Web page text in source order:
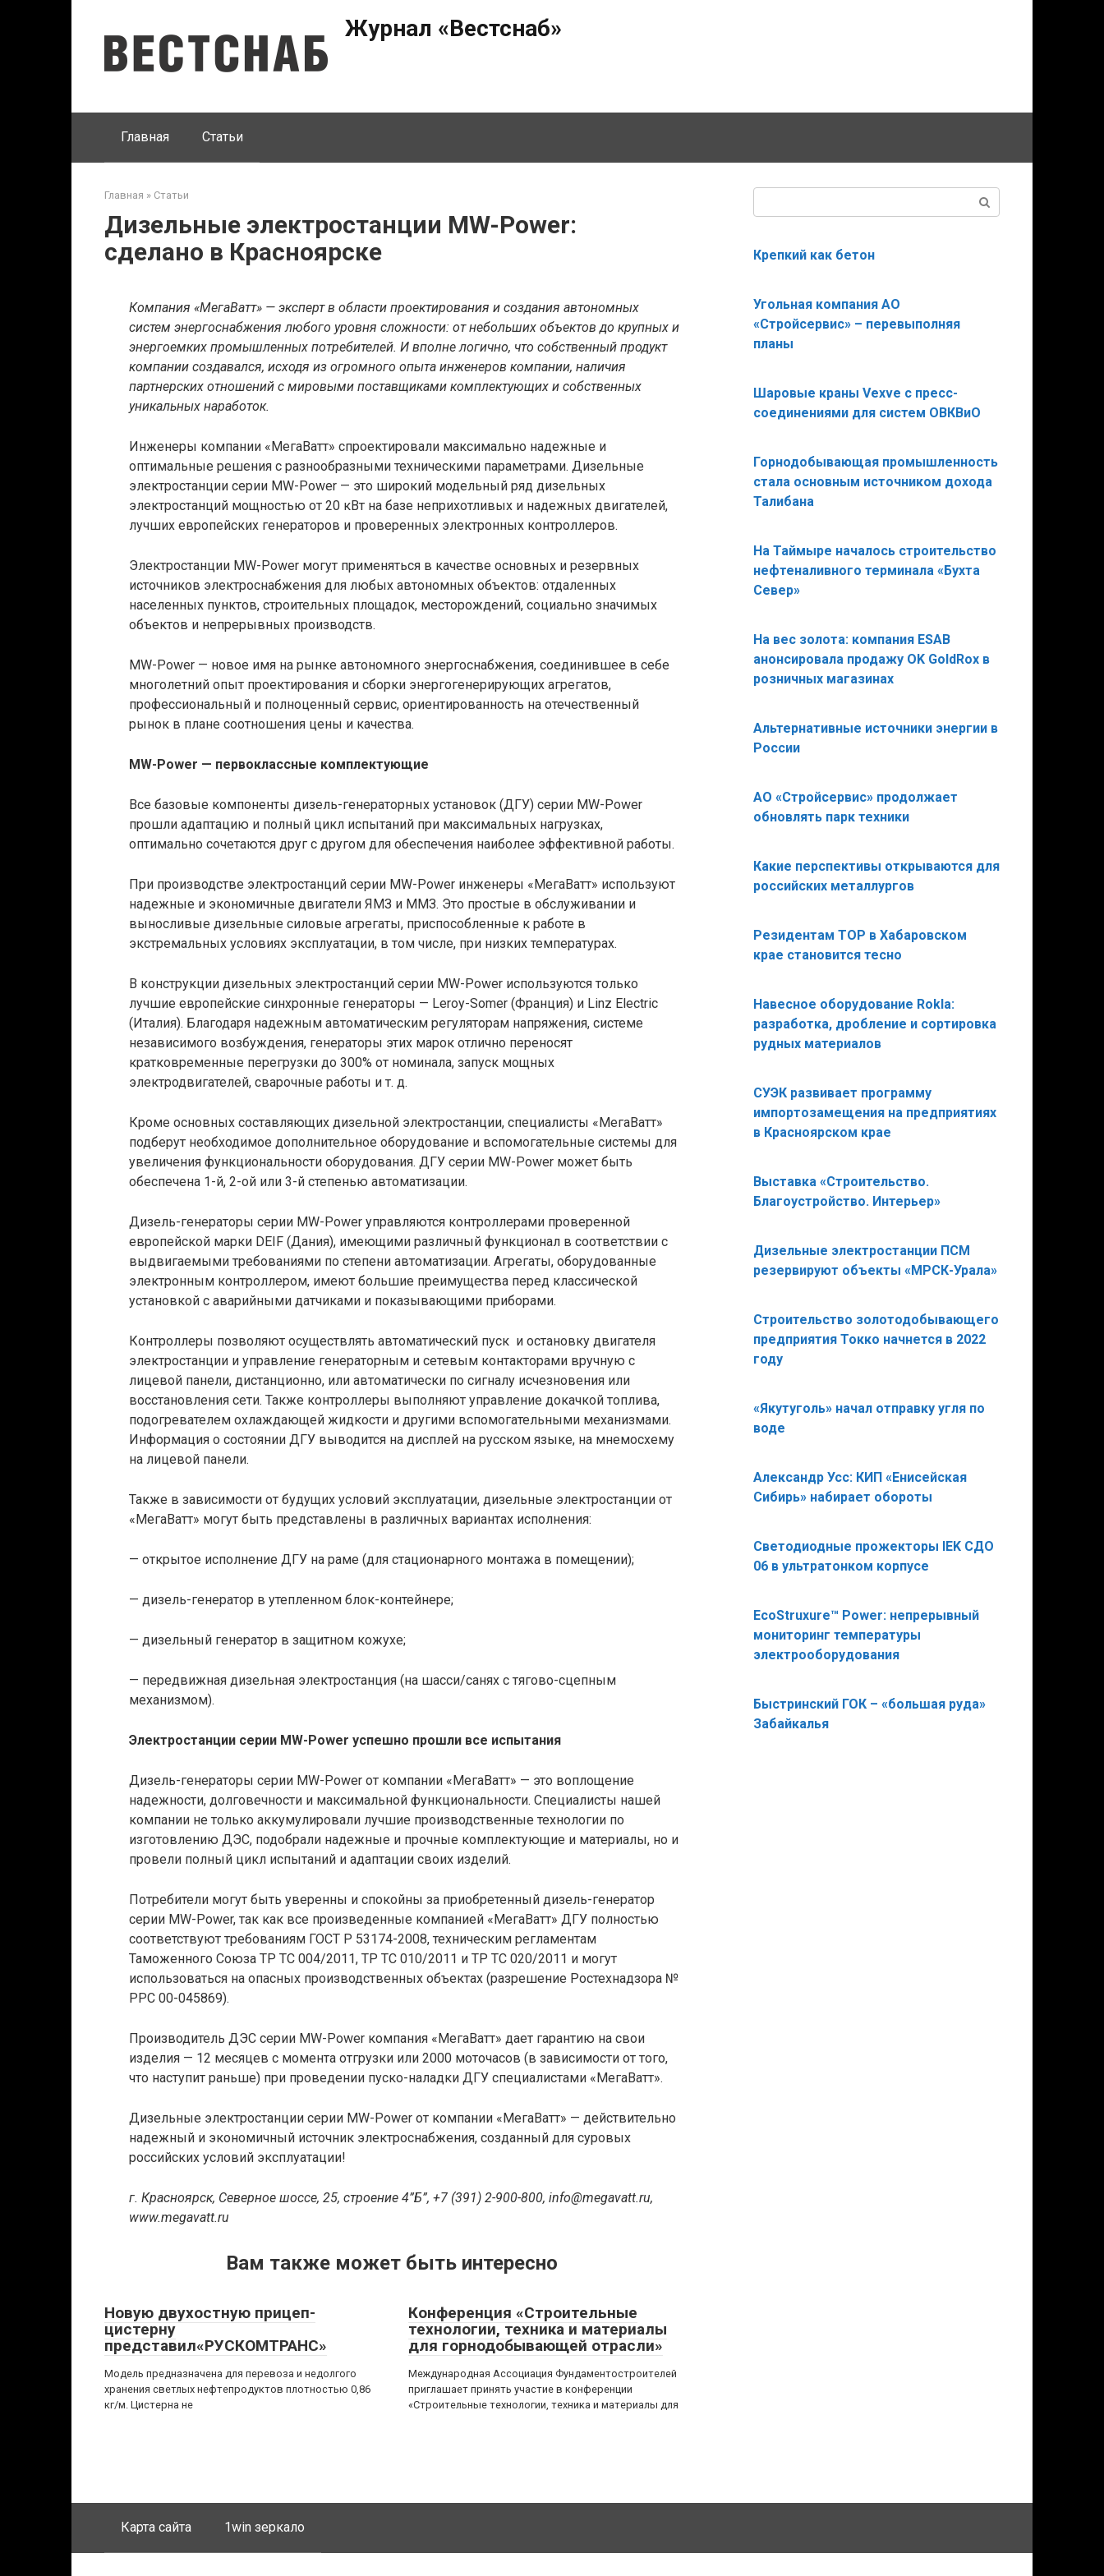
Журнал «Вестснаб»
Главная Статьи
Главная » Статьи
Дизельные электростанции MW-Power:
сделано в Красноярске
Компания «МегаВатт» — эксперт в области проектирования и создания автономных
систем энергоснабжения любого уровня сложности: от небольших объектов до крупных и
энергоемких промышленных потребителей. И вполне логично, что собственный продукт
компании создавался, исходя из огромного опыта инженеров компании, наличия
партнерских отношений с мировыми поставщиками комплектующих и собственных
уникальных наработок.
Инженеры компании «МегаВатт» спроектировали максимально надежные и
оптимальные решения с разнообразными техническими параметрами. Дизельные
электростанции серии MW-Power — это широкий модельный ряд дизельных
электростанций мощностью от 20 кВт на базе неприхотливых и надежных двигателей,
лучших европейских генераторов и проверенных электронных контроллеров.
Электростанции MW-Power могут применяться в качестве основных и резервных
источников электроснабжения для любых автономных объектов: отдаленных
населенных пунктов, строительных площадок, месторождений, социально значимых
объектов и непрерывных производств.
MW-Power — новое имя на рынке автономного энергоснабжения, соединившее в себе
многолетний опыт проектирования и сборки энергогенерирующих агрегатов,
профессиональный и полноценный сервис, ориентированность на отечественный
рынок в плане соотношения цены и качества.
MW-Power — первоклассные комплектующие
Все базовые компоненты дизель-генераторных установок (ДГУ) серии MW-Power
прошли адаптацию и полный цикл испытаний при максимальных нагрузках,
оптимально сочетаются друг с другом для обеспечения наиболее эффективной работы.
При производстве электростанций серии MW-Power инженеры «МегаВатт» используют
надежные и экономичные двигатели ЯМЗ и ММЗ. Это простые в обслуживании и
выносливые дизельные силовые агрегаты, приспособленные к работе в
экстремальных условиях эксплуатации, в том числе, при низких температурах.
В конструкции дизельных электростанций серии MW-Power используются только
лучшие европейские синхронные генераторы — Leroy-Somer (Франция) и Linz Electric
(Италия). Благодаря надежным автоматическим регуляторам напряжения, системе
независимого возбуждения, генераторы этих марок отлично переносят
кратковременные перегрузки до 300% от номинала, запуск мощных
электродвигателей, сварочные работы и т. д.
Кроме основных составляющих дизельной электростанции, специалисты «МегаВатт»
подберут необходимое дополнительное оборудование и вспомогательные системы для
увеличения функциональности оборудования. ДГУ серии MW-Power может быть
обеспечена 1-й, 2-ой или 3-й степенью автоматизации.
Дизель-генераторы серии MW-Power управляются контроллерами проверенной
европейской марки DEIF (Дания), имеющими различный функционал в соответствии с
выдвигаемыми требованиями по степени автоматизации. Агрегаты, оборудованные
электронным контроллером, имеют большие преимущества перед классической
установкой с аварийными датчиками и показывающими приборами.
Контроллеры позволяют осуществлять автоматический пуск и остановку двигателя
электростанции и управление генераторным и сетевым контакторами вручную с
лицевой панели, дистанционно, или автоматически по сигналу исчезновения или
восстановления сети. Также контроллеры выполняют управление докачкой топлива,
подогревателем охлаждающей жидкости и другими вспомогательными механизмами.
Информация о состоянии ДГУ выводится на дисплей на русском языке, на мнемосхему
на лицевой панели.
Также в зависимости от будущих условий эксплуатации, дизельные электростанции от
«МегаВатт» могут быть представлены в различных вариантах исполнения:
— открытое исполнение ДГУ на раме (для стационарного монтажа в помещении);
— дизель-генератор в утепленном блок-контейнере;
— дизельный генератор в защитном кожухе;
— передвижная дизельная электростанция (на шасси/санях с тягово-сцепным
механизмом).
Электростанции серии MW-Power успешно прошли все испытания
Дизель-генераторы серии MW-Power от компании «МегаВатт» — это воплощение
надежности, долговечности и максимальной функциональности. Специалисты нашей
компании не только аккумулировали лучшие производственные технологии по
изготовлению ДЭС, подобрали надежные и прочные комплектующие и материалы, но и
провели полный цикл испытаний и адаптации своих изделий.
Потребители могут быть уверенны и спокойны за приобретенный дизель-генератор
серии MW-Power, так как все произведенные компанией «МегаВатт» ДГУ полностью
соответствуют требованиям ГОСТ Р 53174-2008, техническим регламентам
Таможенного Союза ТР ТС 004/2011, ТР ТС 010/2011 и ТР ТС 020/2011 и могут
использоваться на опасных производственных объектах (разрешение Ростехнадзора №
РРС 00-045869).
Производитель ДЭС серии MW-Power компания «МегаВатт» дает гарантию на свои
изделия — 12 месяцев с момента отгрузки или 2000 моточасов (в зависимости от того,
что наступит раньше) при проведении пуско-наладки ДГУ специалистами «МегаВатт».
Дизельные электростанции серии MW-Power от компании «МегаВатт» — действительно
надежный и экономичный источник электроснабжения, созданный для суровых
российских условий эксплуатации!
г. Красноярск, Северное шоссе, 25, строение 4”Б”, +7 (391) 2-900-800, info@megavatt.ru,
www.megavatt.ru
Вам также может быть интересно
Новую двухостную прицеп-
цистерну
представил«РУСКОМТРАНС»
Модель предназначена для перевоза и недолгого
хранения светлых нефтепродуктов плотностью 0,86
кг/м. Цистерна не
Конференция «Строительные
технологии, техника и материалы
для горнодобывающей отрасли»
Международная Ассоциация Фундаментостроителей
приглашает принять участие в конференции
«Строительные технологии, техника и материалы для
Крепкий как бетон
Угольная компания АО
«Стройсервис» – перевыполняя
планы
Шаровые краны Vexve с пресс-
соединениями для систем ОВКВиО
Горнодобывающая промышленность
стала основным источником дохода
Талибана
На Таймыре началось строительство
нефтеналивного терминала «Бухта
Север»
На вес золота: компания ESAB
анонсировала продажу OK GoldRox в
розничных магазинах
Альтернативные источники энергии в
России
АО «Стройсервис» продолжает
обновлять парк техники
Какие перспективы открываются для
российских металлургов
Резидентам ТОР в Хабаровском
крае становится тесно
Навесное оборудование Rokla:
разработка, дробление и сортировка
рудных материалов
СУЭК развивает программу
импортозамещения на предприятиях
в Красноярском крае
Выставка «Строительство.
Благоустройство. Интерьер»
Дизельные электростанции ПСМ
резервируют объекты «МРСК-Урала»
Строительство золотодобывающего
предприятия Токко начнется в 2022
году
«Якутуголь» начал отправку угля по
воде
Александр Усс: КИП «Енисейская
Сибирь» набирает обороты
Светодиодные прожекторы IEK СДО
06 в ультратонком корпусе
EcoStruxure™ Power: непрерывный
мониторинг температуры
электрооборудования
Быстринский ГОК – «большая руда»
Забайкалья
Карта сайта 1win зеркало